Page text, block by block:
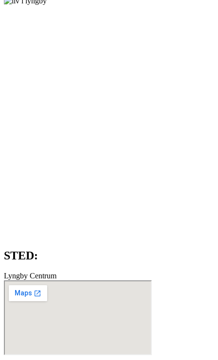
STED:
Lyngby Centrum